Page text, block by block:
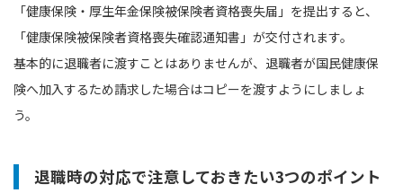
「健康保険・厚生年金保険被保険者資格喪失届」を提出すると、
「健康保険被保険者資格喪失確認通知書」が交付されます。
基本的に退職者に渡すことはありませんが、退職者が国民健康保
険へ加入するため請求した場合はコピーを渡すようにしましょ
う。
退職時の対応で注意しておきたい3つのポイント